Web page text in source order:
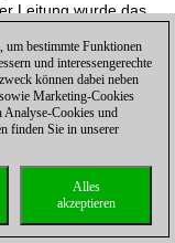
Leitung wurde das
die das
nehmen mehr als
die FIDE strebt an,
des
um bestimmte Funktionen
und interessengerechte
können dabei neben
Marketing-Cookies
Analyse-Cookies und
finden Sie in unserer
Alles
akzeptieren